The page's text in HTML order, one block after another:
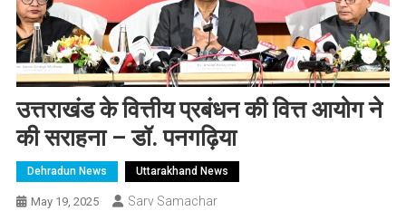
उत्तराखंड के वित्तीय प्रबंधन की वित्त आयोग ने
की सराहना – डॉ. पनगढ़िया
Dehradun News Uttarakhand News
May 19, 2025 Sarv Samachar